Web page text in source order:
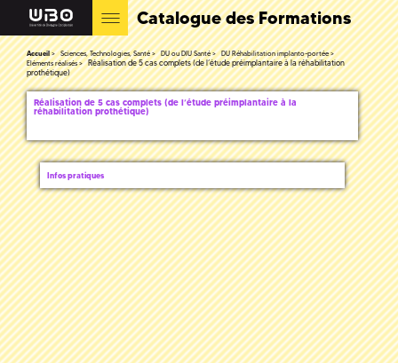
Catalogue des Formations
Accueil Sciences, Technologies, Santé DU ou DIU Santé
DU Réhabilitation implanto-portée
Eléments réalisés
Réalisation de 5 cas complets (de l’étude préimplantaire à la réhabilitation
prothétique)
Réalisation de 5 cas complets (de l’étude préimplantaire à la
réhabilitation prothétique)
Infos pratiques